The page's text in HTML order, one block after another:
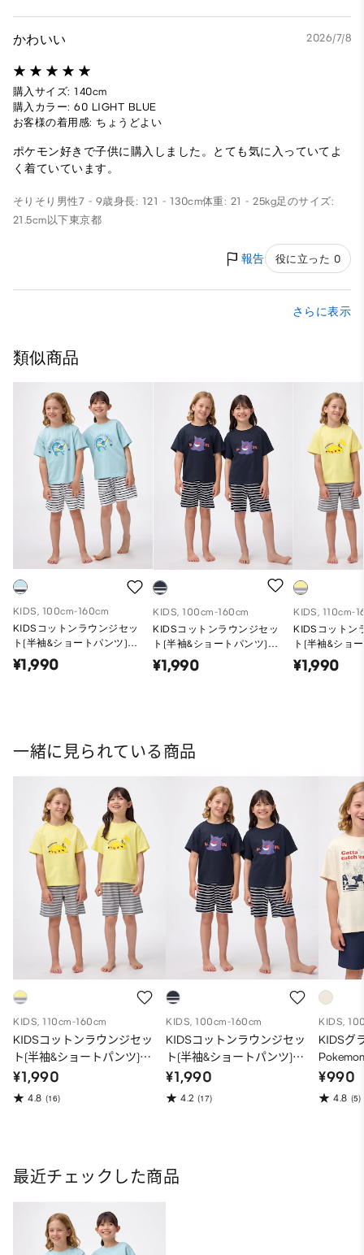
かわいい 2026/7/8
購入サイズ: 140cm
購入カラー: 60 LIGHT BLUE
お客様の着用感: ちょうどよい
ポケモン好きで子供に購入しました。とても気に入っていてよ
く着ていています。
そりそり 男性7 - 9歳身長: 121 - 130cm体重: 21 - 25kg足のサイズ:
21.5cm以下東京都
報告 役に立った 0
さらに表示
類似商品
KIDS, 100cm-160cm
KIDSコットンラウンジセッ
ト(半袖&ショートパンツ)
Pokemon
¥1,990
KIDS, 100cm-160cm
KIDSコットンラウンジセッ
ト(半袖&ショートパンツ)
Pokemon
¥1,990
KIDS, 110cm-
KIDSコットン
ト(半袖&ショ
Pokemon
¥1,990
一緒に見られている商品
KIDS, 110cm-160cm
KIDSコットンラウンジセッ
ト(半袖&ショートパンツ)
Pokemon
¥1,990
4.8 (16)
KIDS, 100cm-160cm
KIDSコットンラウンジセッ
ト(半袖&ショートパンツ)
Pokemon
¥1,990
4.2 (17)
KIDS,
KIDSグ
¥990
4.8 (5)
最近チェックした商品